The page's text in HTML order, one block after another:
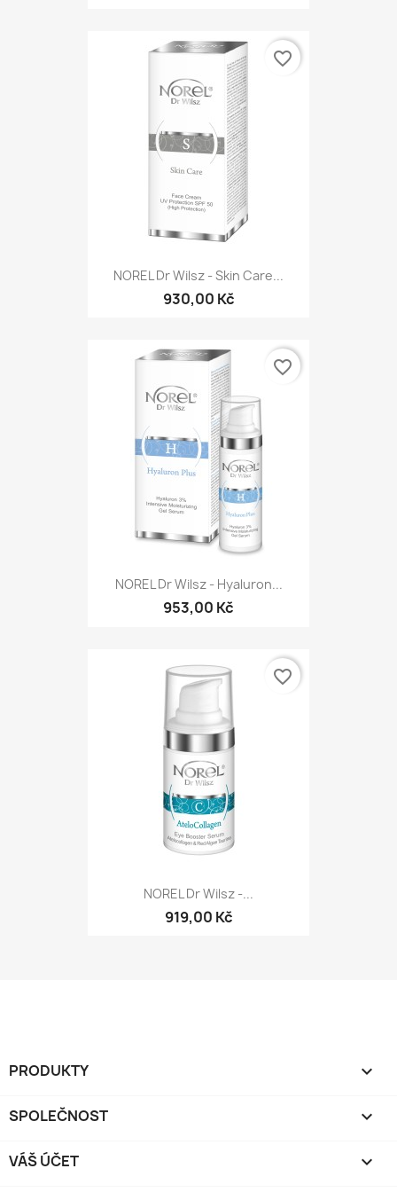
NOREL Dr Wilsz - Skin Care...
930,00 Kč
favorite_border
NOREL Dr Wilsz - Hyaluron...
953,00 Kč
favorite_border
NOREL Dr Wilsz -...
919,00 Kč
favorite_border
PRODUKTY 
SPOLEČNOST 
VÁŠ ÚČET 